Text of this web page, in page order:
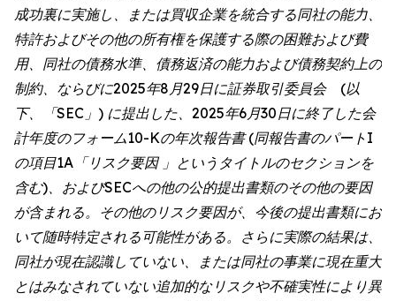
成功裏に実施し、または買収企業を統合する同社の能力、
特許およびその他の所有権を保護する際の困難および費
用、同社の債務水準、債務返済の能力および債務契約上の
制約、ならびに2025年8月29日に証券取引委員会 (以
下、「SEC」) に提出した、2025年6月30日に終了した会
計年度のフォーム10-Kの年次報告書 (同報告書のパートI
の項目1A「リスク要因 」というタイトルのセクションを
含む)、およびSECへの他の公的提出書類のその他の要因
が含まれる。その他のリスク要因が、今後の提出書類にお
いて随時特定される可能性がある。さらに実際の結果は、
同社が現在認識していない、または同社の事業に現在重大
とはみなされていない追加的なリスクや不確実性により異